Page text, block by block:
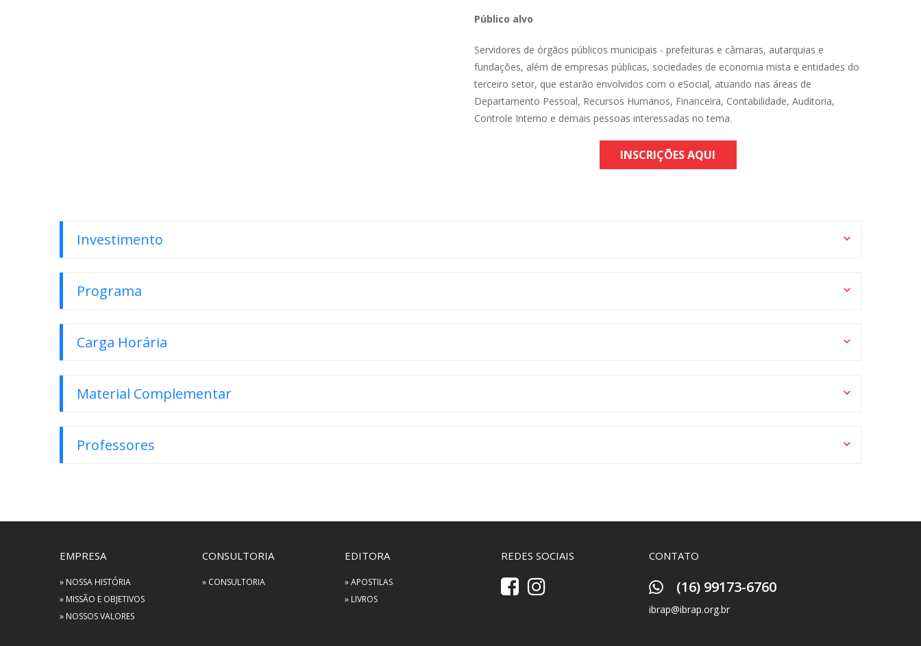
Público alvo
Servidores de órgãos públicos municipais - prefeituras e câmaras, autarquias e
fundações, além de empresas públicas, sociedades de economia mista e entidades do
terceiro setor, que estarão envolvidos com o eSocial, atuando nas áreas de
Departamento Pessoal, Recursos Humanos, Financeira, Contabilidade, Auditoria,
Controle Interno e demais pessoas interessadas no tema.
INSCRIÇÕES AQUI
Investimento
Programa
Carga Horária
Material Complementar
Professores
EMPRESA
» NOSSA HISTÓRIA
» MISSÃO E OBJETIVOS
» NOSSOS VALORES
CONSULTORIA
» CONSULTORIA
EDITORA
» APOSTILAS
» LIVROS
REDES SOCIAIS CONTATO
(16) 99173-6760
ibrap@ibrap.org.br